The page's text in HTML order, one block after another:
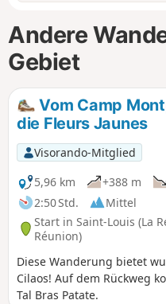
Andere
Gebiet
Vom Camp
die Fleurs Jaunes
Visorando-Mitglied
5,96 km
+388 m
2:50 Std.
Mittel
Start in Saint-Louis (La
Réunion)
Diese Wanderung bietet
Cilaos! Auf dem Rückweg
Tal Bras Patate.